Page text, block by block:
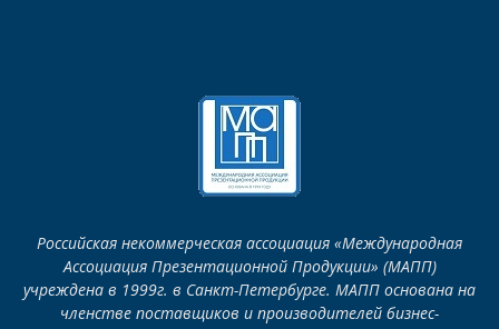
Российская некоммерческая ассоциация «Международная
Ассоциация Презентационной Продукции» (МАПП)
учреждена в 1999г. в Санкт-Петербурге. МАПП основана на
членстве поставщиков и производителей бизнес-